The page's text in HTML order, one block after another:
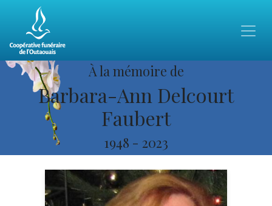
À la mémoire de
Barbara-Ann Delcourt
Faubert
1948 - 2023